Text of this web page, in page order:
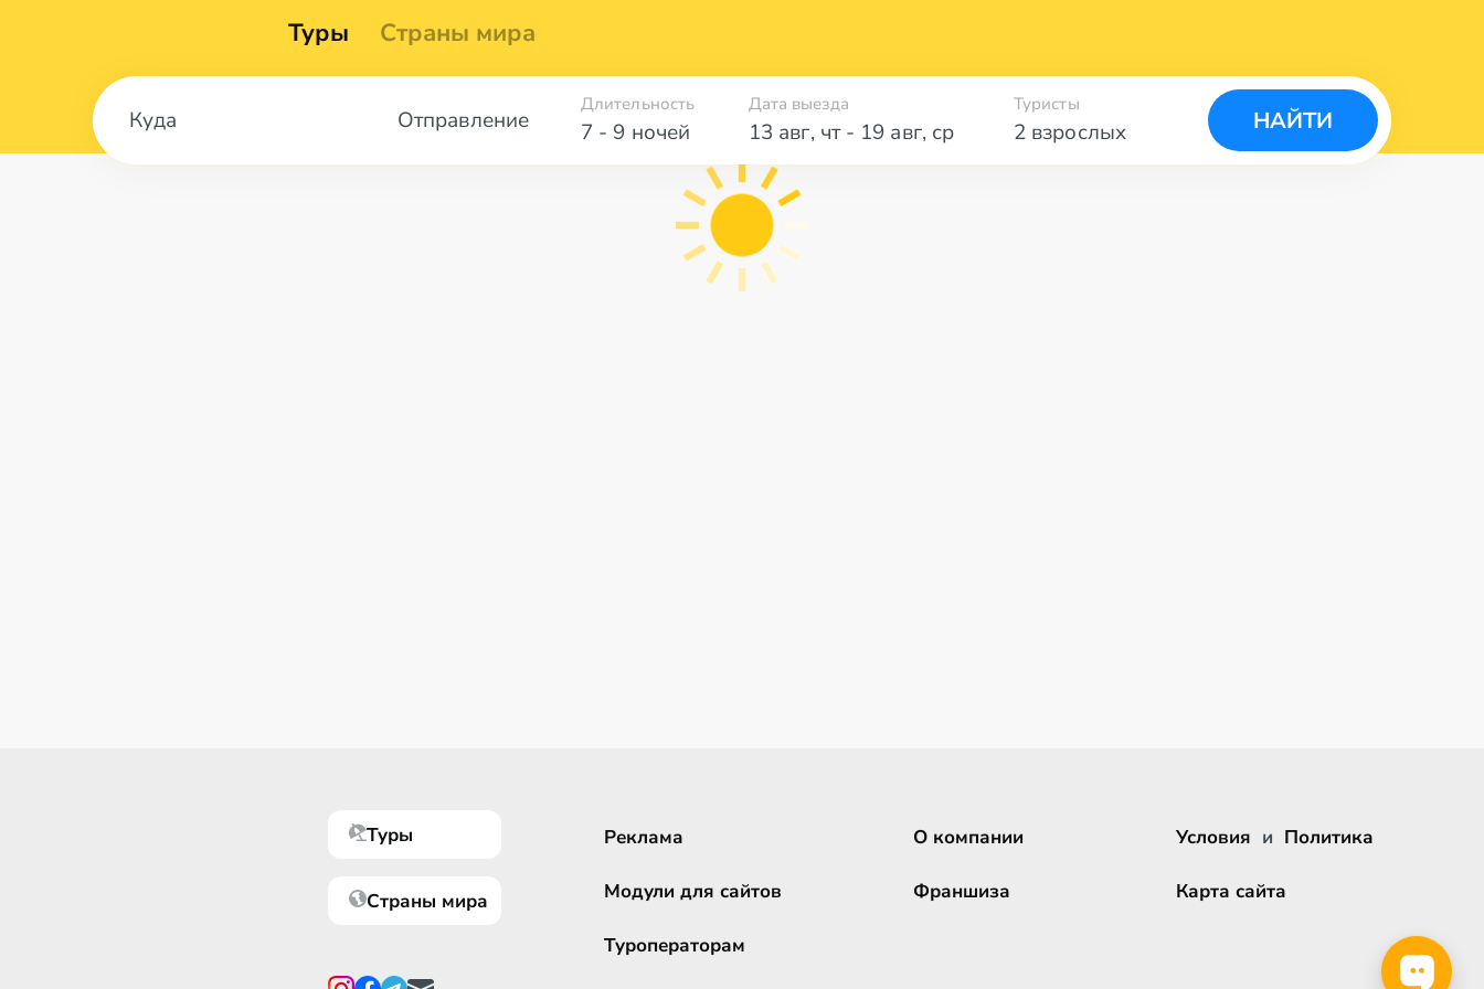
Туры Страны мира
Отправление 7 - 9 ночей
Длительность Дата выезда
13 авг, чт- 19 авг, ср 2 взрослых
Туристы
НАЙТИ
Туры
Страны мира
Реклама
Модули для сайтов
Туроператорам
О компании
Франшиза
Условия и Политика
Карта сайта